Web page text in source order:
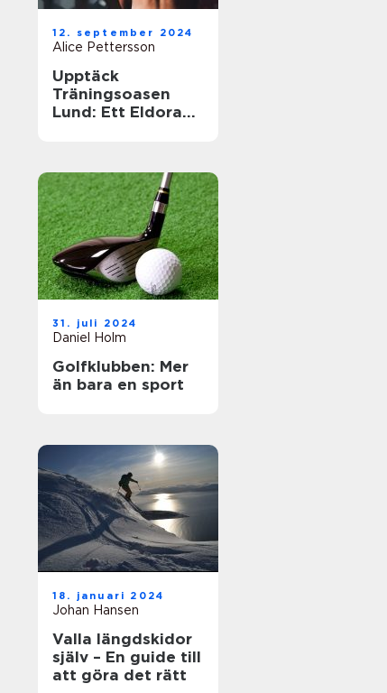
12. september 2024
Alice Pettersson
Upptäck
Träningsoasen
Lund: Ett Eldorado
31. juli 2024
Daniel Holm
Golfklubben: Mer
än bara en sport
18. januari 2024
Johan Hansen
Valla längdskidor
själv – En guide till
att göra det rätt